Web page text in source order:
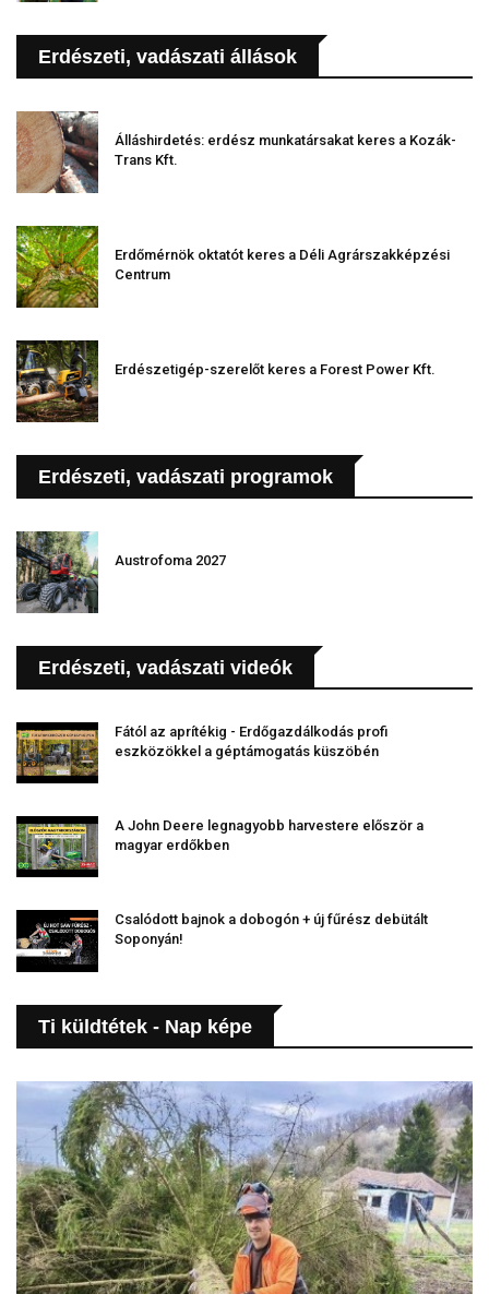
Erdészeti, vadászati állások
Álláshirdetés: erdész munkatársakat keres a Kozák-
Trans Kft.
Erdőmérnök oktatót keres a Déli Agrárszakképzési
Centrum
Erdészetigép-szerelőt keres a Forest Power Kft.
Erdészeti, vadászati programok
Austrofoma 2027
Erdészeti, vadászati videók
Fától az aprítékig - Erdőgazdálkodás profi
eszközökkel a géptámogatás küszöbén
A John Deere legnagyobb harvestere először a
magyar erdőkben
Csalódott bajnok a dobogón + új fűrész debütált
Soponyán!
Ti küldtétek - Nap képe